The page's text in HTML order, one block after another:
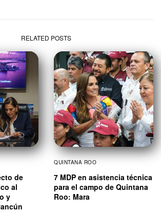
RELATED POSTS
de
al
y
QUINTANA ROO
7 MDP en asistencia técnica
para el campo de Quintana
Roo: Mara